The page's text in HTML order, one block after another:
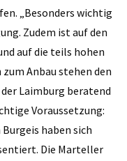
„Besonders wichtig
Zudem ist auf den
auf die teils hohen
Anbau stehen den
Laimburg beratend
Voraussetzung:
haben sich
Die Marteller